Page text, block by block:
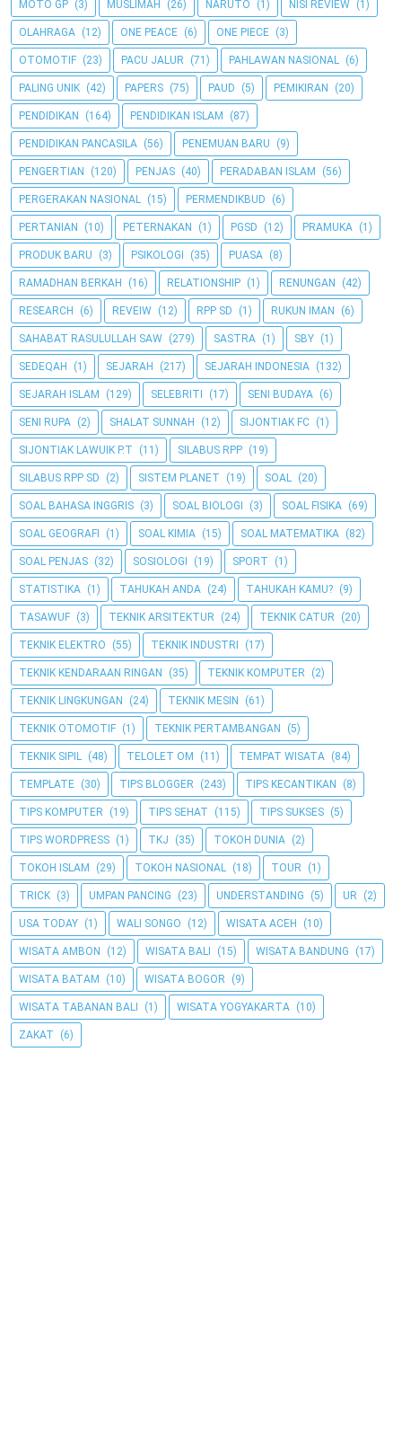
MOTO GP (3) MUSLIMAH (26) NARUTO (1) NISI REVIEW (1)
OLAHRAGA (12) ONE PEACE (6) ONE PIECE (3)
OTOMOTIF (23) PACU JALUR (71) PAHLAWAN NASIONAL (6)
PALING UNIK (42) PAPERS (75) PAUD (5) PEMIKIRAN (20)
PENDIDIKAN (164) PENDIDIKAN ISLAM (87)
PENDIDIKAN PANCASILA (56) PENEMUAN BARU (9)
PENGERTIAN (120) PENJAS (40) PERADABAN ISLAM (56)
PERGERAKAN NASIONAL (15) PERMENDIKBUD (6)
PERTANIAN (10) PETERNAKAN (1) PGSD (12) PRAMUKA (1)
PRODUK BARU (3) PSIKOLOGI (35) PUASA (8)
RAMADHAN BERKAH (16) RELATIONSHIP (1) RENUNGAN (42)
RESEARCH (6) REVEIW (12) RPP SD (1) RUKUN IMAN (6)
SAHABAT RASULULLAH SAW (279) SASTRA (1) SBY (1)
SEDEQAH (1) SEJARAH (217) SEJARAH INDONESIA (132)
SEJARAH ISLAM (129) SELEBRITI (17) SENI BUDAYA (6)
SENI RUPA (2) SHALAT SUNNAH (12) SIJONTIAK FC (1)
SIJONTIAK LAWUIK P.T (11) SILABUS RPP (19)
SILABUS RPP SD (2) SISTEM PLANET (19) SOAL (20)
SOAL BAHASA INGGRIS (3) SOAL BIOLOGI (3) SOAL FISIKA (69)
SOAL GEOGRAFI (1) SOAL KIMIA (15) SOAL MATEMATIKA (82)
SOAL PENJAS (32) SOSIOLOGI (19) SPORT (1)
STATISTIKA (1) TAHUKAH ANDA (24) TAHUKAH KAMU? (9)
TASAWUF (3) TEKNIK ARSITEKTUR (24) TEKNIK CATUR (20)
TEKNIK ELEKTRO (55) TEKNIK INDUSTRI (17)
TEKNIK KENDARAAN RINGAN (35) TEKNIK KOMPUTER (2)
TEKNIK LINGKUNGAN (24) TEKNIK MESIN (61)
TEKNIK OTOMOTIF (1) TEKNIK PERTAMBANGAN (5)
TEKNIK SIPIL (48) TELOLET OM (11) TEMPAT WISATA (84)
TEMPLATE (30) TIPS BLOGGER (243) TIPS KECANTIKAN (8)
TIPS KOMPUTER (19) TIPS SEHAT (115) TIPS SUKSES (5)
TIPS WORDPRESS (1) TKJ (35) TOKOH DUNIA (2)
TOKOH ISLAM (29) TOKOH NASIONAL (18) TOUR (1)
TRICK (3) UMPAN PANCING (23) UNDERSTANDING (5) UR (2)
USA TODAY (1) WALI SONGO (12) WISATA ACEH (10)
WISATA AMBON (12) WISATA BALI (15) WISATA BANDUNG (17)
WISATA BATAM (10) WISATA BOGOR (9)
WISATA TABANAN BALI (1) WISATA YOGYAKARTA (10)
ZAKAT (6)